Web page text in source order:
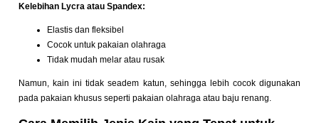
Kelebihan Lycra atau Spandex:
Elastis dan fleksibel
Cocok untuk pakaian olahraga
Tidak mudah melar atau rusak
Namun, kain ini tidak seadem katun, sehingga lebih cocok digunakan
pada pakaian khusus seperti pakaian olahraga atau baju renang.